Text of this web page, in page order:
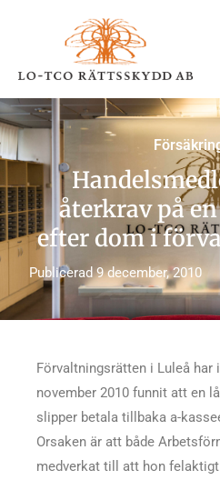
återkrav på
efter dom i
Publicerad 9 december, 2010
Förvaltningsrätten i Luleå har
november 2010 funnit att en
slipper betala tillbaka a-
Orsaken är att både
medverkat till att hon